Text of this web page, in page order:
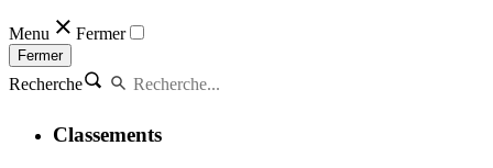
Menu Fermer
Fermer
Recherche
Classements